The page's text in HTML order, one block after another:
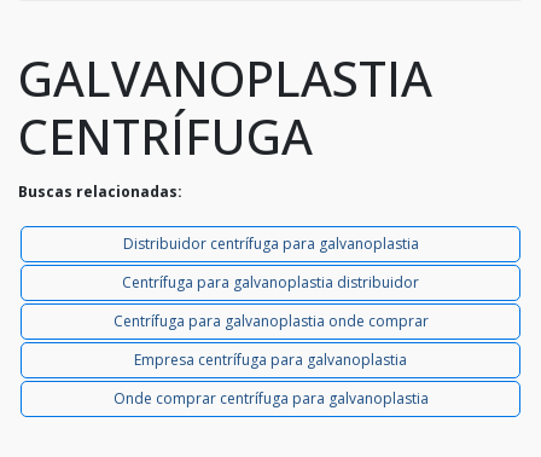
GALVANOPLASTIA
CENTRÍFUGA
Buscas relacionadas:
Distribuidor centrífuga para galvanoplastia
Centrífuga para galvanoplastia distribuidor
Centrífuga para galvanoplastia onde comprar
Empresa centrífuga para galvanoplastia
Onde comprar centrífuga para galvanoplastia